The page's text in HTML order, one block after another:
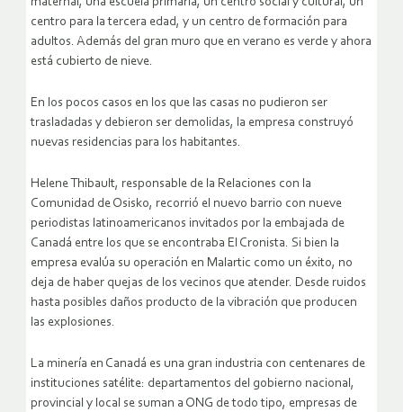
centro para la tercera edad, y un centro de formación para
adultos. Además del gran muro que en verano es verde y ahora
está cubierto de nieve.
En los pocos casos en los que las casas no pudieron ser
trasladadas y debieron ser demolidas, la empresa construyó
nuevas residencias para los habitantes.
Helene Thibault, responsable de la Relaciones con la
Comunidad de Osisko, recorrió el nuevo barrio con nueve
periodistas latinoamericanos invitados por la embajada de
Canadá entre los que se encontraba El Cronista. Si bien la
empresa evalúa su operación en Malartic como un éxito, no
deja de haber quejas de los vecinos que atender. Desde ruidos
hasta posibles daños producto de la vibración que producen
las explosiones.
La minería en Canadá es una gran industria con centenares de
instituciones satélite: departamentos del gobierno nacional,
provincial y local se suman a ONG de todo tipo, empresas de